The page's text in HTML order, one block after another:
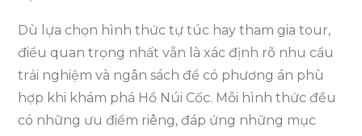
Dù lựa chọn hình thức tự túc hay tham gia tour,
điều quan trọng nhất vẫn là xác định rõ nhu cầu
trải nghiệm và ngân sách để có phương án phù
hợp khi khám phá Hồ Núi Cốc. Mỗi hình thức đều
có những ưu điểm riêng, đáp ứng những mục